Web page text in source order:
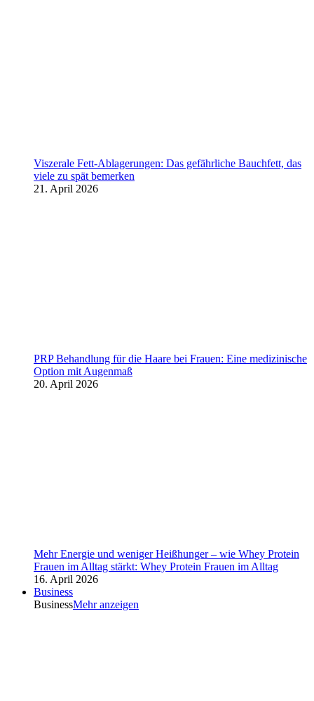
Viszerale Fett-Ablagerungen: Das gefährliche Bauchfett, das
viele zu spät bemerken
21. April 2026
PRP Behandlung für die Haare bei Frauen: Eine medizinische
Option mit Augenmaß
20. April 2026
Mehr Energie und weniger Heißhunger – wie Whey Protein
Frauen im Alltag stärkt: Whey Protein Frauen im Alltag
16. April 2026
Business
BusinessMehr anzeigen